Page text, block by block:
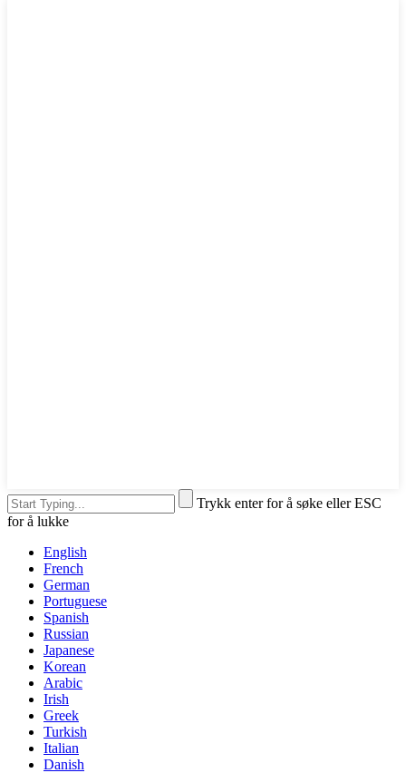
Trykk enter for å søke eller ESC
for å lukke
English
French
German
Portuguese
Spanish
Russian
Japanese
Korean
Arabic
Irish
Greek
Turkish
Italian
Danish